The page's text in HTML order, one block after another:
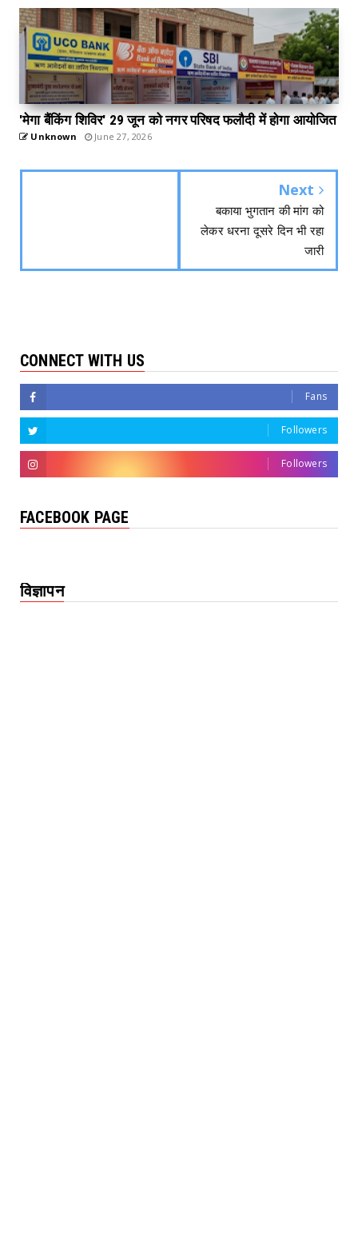
'मेगा बैंकिंग शिविर' 29 जून को नगर परिषद फलौदी में होगा आयोजित
Unknown June 27, 2026
Next
बकाया भुगतान की मांग को
लेकर धरना दूसरे दिन भी रहा
जारी
CONNECT WITH US
Fans
Followers
Followers
FACEBOOK PAGE
विज्ञापन